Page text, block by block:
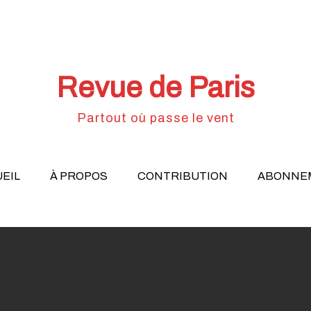
Revue de Paris
Partout où passe le vent
À PROPOS CONTRIBUTION